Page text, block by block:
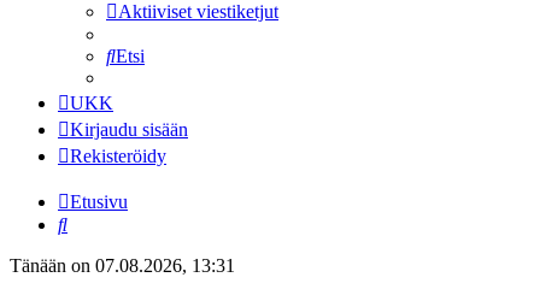
Aktiiviset viestiketjut
Etsi
UKK
Kirjaudu sisään
Rekisteröidy
Etusivu
Etsi
Tänään on 07.08.2026, 13:31